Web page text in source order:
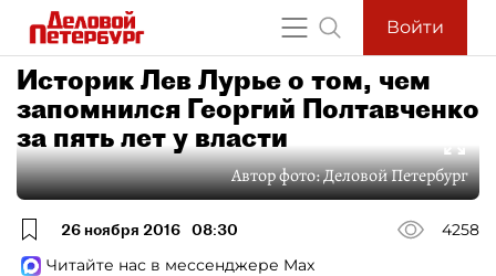
Войти
Историк Лев Лурье о том, чем
запомнился Георгий Полтавченко
за пять лет у власти
Автор фото:Деловой Петербург
26 ноября 2016 08:30
4258
Читайте нас в мессенджере Max